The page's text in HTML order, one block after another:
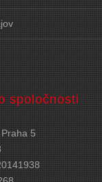
spoločnosti
5